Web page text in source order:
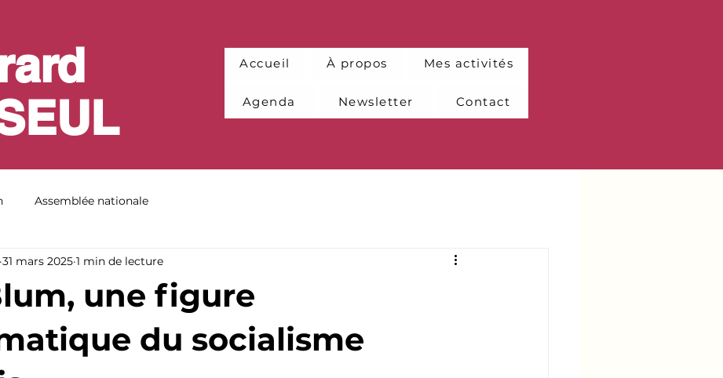
Accueil À propos Mes activités
Agenda Newsletter Contact
Assemblée nationale
une figure
du socialisme
31 mars 2025 1 min de lecture